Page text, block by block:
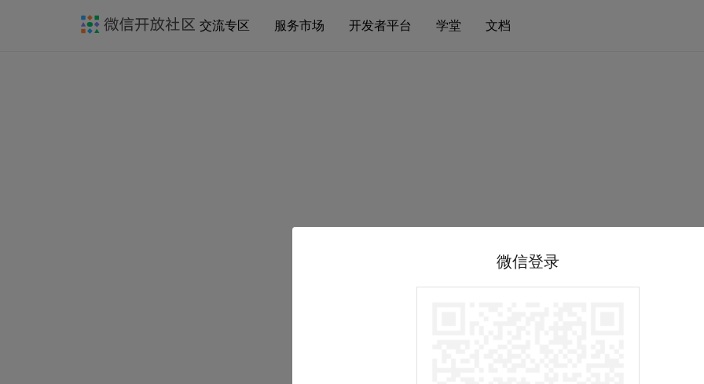
交流专区 服务市场 开发者平台 学堂 文档
微信登录